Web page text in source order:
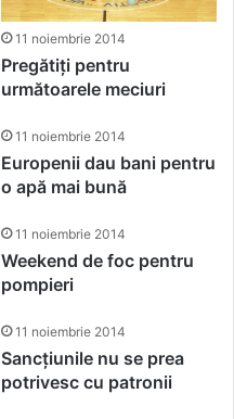
11 noiembrie 2014
Pregătiți pentru
următoarele meciuri
11 noiembrie 2014
Europenii dau bani pentru
o apă mai bună
11 noiembrie 2014
Weekend de foc pentru
pompieri
11 noiembrie 2014
Sancțiunile nu se prea
potrivesc cu patronii